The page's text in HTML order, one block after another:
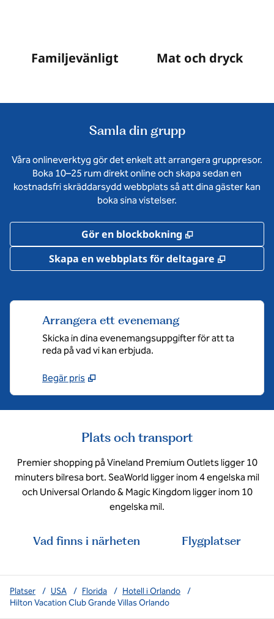
Familjevänligt Mat och dryck
Samla din grupp
Våra onlineverktyg gör det enkelt att arrangera gruppresor.
Boka 10–25 rum direkt online och skapa sedan en
kostnadsfri skräddarsydd webbplats så att dina gäster kan
boka sina vistelser.
Gör en blockbokning ,
Skapa en webbplats för deltagare
,
Arrangera ett evenemang
Skicka in dina evenemangsuppgifter för att ta
reda på vad vi kan erbjuda.
Begär pris
Plats och transport
Premier shopping på Vineland Premium Outlets ligger 10
minuters bilresa bort. SeaWorld ligger inom 4 engelska mil
och Universal Orlando & Magic Kingdom ligger inom 10
engelska mil.
Vad finns i närheten Flygplatser
Platser / USA / Florida / Hotell i Orlando
/
Hilton Vacation Club Grande Villas Orlando